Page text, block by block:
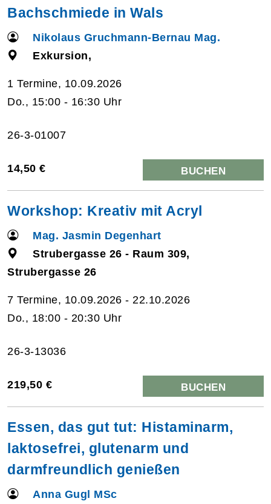
Bachschmiede in Wals
Nikolaus Gruchmann-Bernau Mag.
Exkursion,
1 Termine, 10.09.2026
Do., 15:00 - 16:30 Uhr
26-3-01007
14,50 € BUCHEN
Workshop: Kreativ mit Acryl
Mag. Jasmin Degenhart
Strubergasse 26 - Raum 309,
Strubergasse 26
7 Termine, 10.09.2026 - 22.10.2026
Do., 18:00 - 20:30 Uhr
26-3-13036
219,50 € BUCHEN
Essen, das gut tut: Histaminarm,
laktosefrei, glutenarm und
darmfreundlich genießen
Anna Gugl MSc